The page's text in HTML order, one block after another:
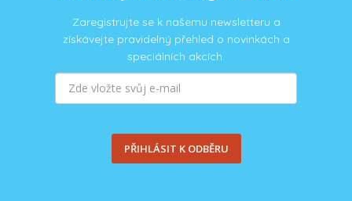
Zaregistrujte se k našemu newsletteru a
získávejte pravidelný přehled o novinkách a
speciálních akcích.
PŘIHLÁSIT K ODBĚRU